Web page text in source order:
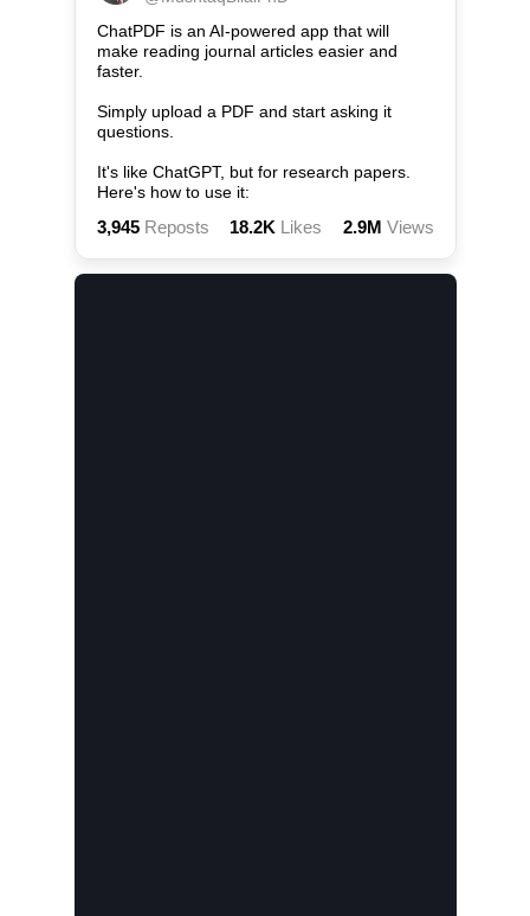
ChatPDF is an AI-powered app that will
make reading journal articles easier and
faster.
Simply upload a PDF and start asking it
questions.
It's like ChatGPT, but for research papers.
Here's how to use it:
3,945Reposts 18.2K Likes 2.9M Views